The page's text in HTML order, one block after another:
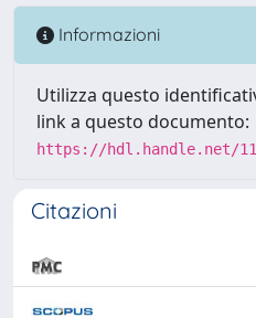
Informazioni
Utilizza questo
link a questo documento:
https://hdl.handle.net/
Citazioni